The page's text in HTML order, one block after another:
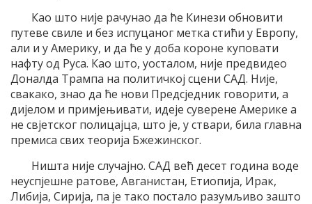
Као што није рачунао да ће Кинези обновити
путеве свиле и без испуцаног метка стићи у Европу,
али и у Америку, и да ће у доба короне куповати
нафту од Руса. Као што, уосталом, није предвидео
Доналда Трампа на политичкој сцени САД. Није,
свакако, знао да ће нови Предсједник говорити, а
дијелом и примјењивати, идеје суверене Америке а
не свјетског полицајца, што је, у ствари, била главна
премиса свих теорија Бжежинског.
Ништа није случајно. САД већ десет година воде
неуспјешне ратове, Авганистан, Етиопија, Ирак,
Либија, Сирија, па је тако постало разумљиво зашто